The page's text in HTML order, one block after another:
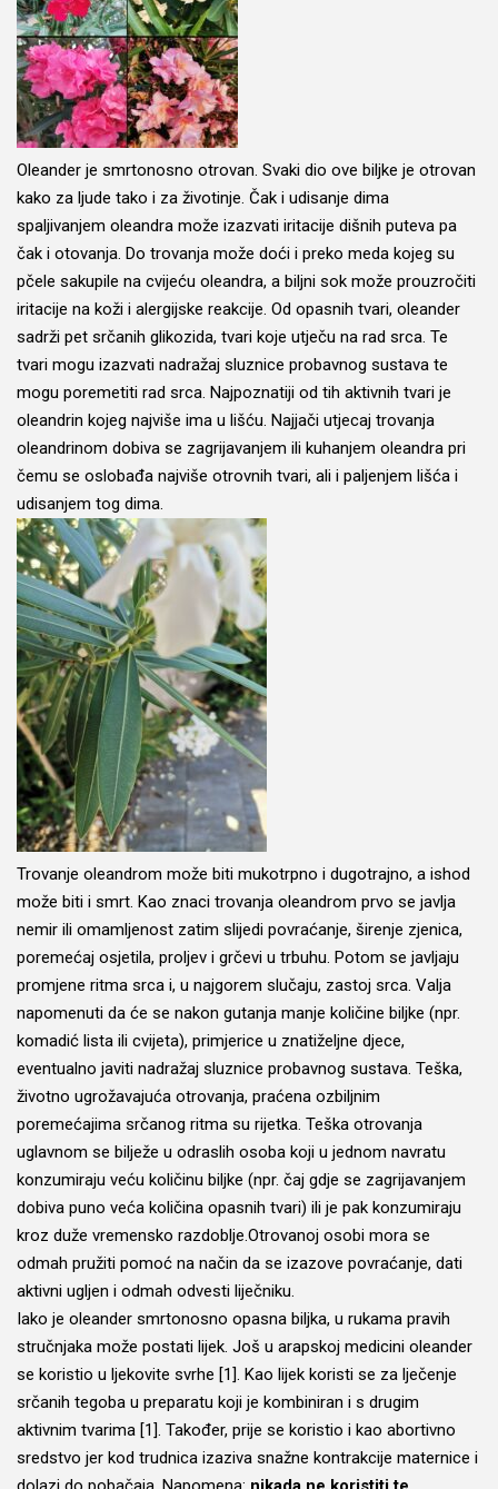
Oleander je smrtonosno otrovan. Svaki dio ove biljke je otrovan
kako za ljude tako i za životinje. Čak i udisanje dima
spaljivanjem oleandra može izazvati iritacije dišnih puteva pa
čak i otovanja. Do trovanja može doći i preko meda kojeg su
pčele sakupile na cvijeću oleandra, a biljni sok može prouzročiti
iritacije na koži i alergijske reakcije. Od opasnih tvari, oleander
sadrži pet srčanih glikozida, tvari koje utječu na rad srca. Te
tvari mogu izazvati nadražaj sluznice probavnog sustava te
mogu poremetiti rad srca. Najpoznatiji od tih aktivnih tvari je
oleandrin kojeg najviše ima u lišću. Najjači utjecaj trovanja
oleandrinom dobiva se zagrijavanjem ili kuhanjem oleandra pri
čemu se oslobađa najviše otrovnih tvari, ali i paljenjem lišća i
udisanjem tog dima.
Trovanje oleandrom može biti mukotrpno i dugotrajno, a ishod
može biti i smrt. Kao znaci trovanja oleandrom prvo se javlja
nemir ili omamljenost zatim slijedi povraćanje, širenje zjenica,
poremećaj osjetila, proljev i grčevi u trbuhu. Potom se javljaju
promjene ritma srca i, u najgorem slučaju, zastoj srca. Valja
napomenuti da će se nakon gutanja manje količine biljke (npr.
komadić lista ili cvijeta), primjerice u znatiželjne djece,
eventualno javiti nadražaj sluznice probavnog sustava. Teška,
životno ugrožavajuća otrovanja, praćena ozbiljnim
poremećajima srčanog ritma su rijetka. Teška otrovanja
uglavnom se bilježe u odraslih osoba koji u jednom navratu
konzumiraju veću količinu biljke (npr. čaj gdje se zagrijavanjem
dobiva puno veća količina opasnih tvari) ili je pak konzumiraju
kroz duže vremensko razdoblje.Otrovanoj osobi mora se
odmah pružiti pomoć na način da se izazove povraćanje, dati
aktivni ugljen i odmah odvesti liječniku.
Iako je oleander smrtonosno opasna biljka, u rukama pravih
stručnjaka može postati lijek. Još u arapskoj medicini oleander
se koristio u ljekovite svrhe [1]. Kao lijek koristi se za lječenje
srčanih tegoba u preparatu koji je kombiniran i s drugim
aktivnim tvarima [1]. Također, prije se koristio i kao abortivno
sredstvo jer kod trudnica izaziva snažne kontrakcije maternice i